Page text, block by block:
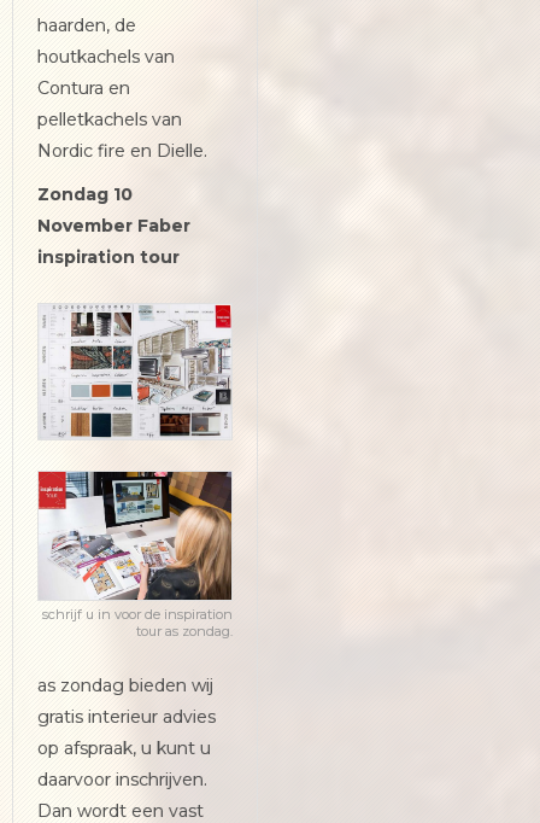
haarden, de
houtkachels van
Contura en
pelletkachels van
Nordic fire en Dielle.
Zondag 10
November Faber
inspiration tour
schrijf u in voor de inspiration
tour as zondag.
as zondag bieden wij
gratis interieur advies
op afspraak, u kunt u
daarvoor inschrijven.
Dan wordt een vast